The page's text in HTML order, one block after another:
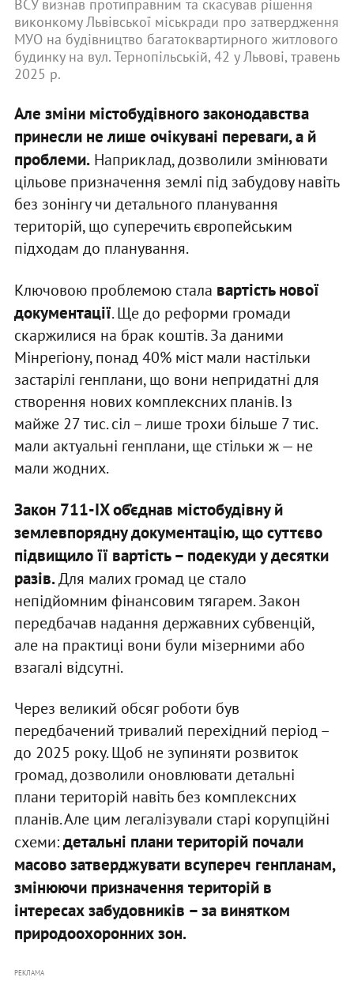
ВСУ визнав протиправним та скасував рішення
виконкому Львівської міськради про затвердження
МУО на будівництво багатоквартирного житлового
будинку на вул. Тернопільській, 42 у Львові, травень
2025 р.
Але зміни містобудівного законодавства
принесли не лише очікувані переваги, а й
проблеми.Наприклад, дозволили змінювати
цільове призначення землі під забудову навіть
без зонінгу чи детального планування
територій, що суперечить європейським
підходам до планування.
Ключовою проблемою стала вартість нової
документації. Ще до реформи громади
скаржилися на брак коштів. За даними
Мінрегіону, понад 40% міст мали настільки
застарілі генплани, що вони непридатні для
створення нових комплексних планів. Із
майже 27 тис. сіл – лише трохи більше 7 тис.
мали актуальні генплани, ще стільки ж — не
мали жодних.
Закон 711-IX об’єднав містобудівну й
землевпорядну документацію, що суттєво
підвищило її вартість – подекуди у десятки
разів.Для малих громад це стало
непідйомним фінансовим тягарем. Закон
передбачав надання державних субвенцій,
але на практиці вони були мізерними або
взагалі відсутні.
Через великий обсяг роботи був
передбачений тривалий перехідний період –
до 2025 року. Щоб не зупиняти розвиток
громад, дозволили оновлювати детальні
плани територій навіть без комплексних
планів. Але цим легалізували старі корупційні
схеми:детальні плани територій почали
масово затверджувати всупереч генпланам,
змінюючи призначення територій в
інтересах забудовників – за винятком
природоохоронних зон.
РЕКЛАМА